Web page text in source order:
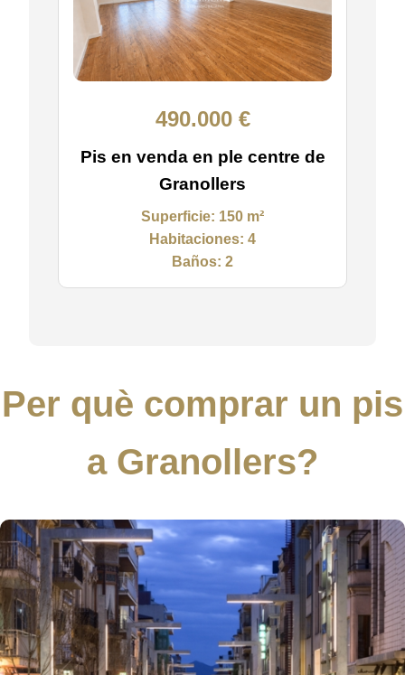
490.000 €
Pis en venda en ple centre de
Granollers
Superficie: 150 m²
Habitaciones: 4
Baños: 2
Per què comprar un pis
a Granollers?